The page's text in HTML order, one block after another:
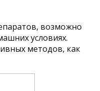
возможно
условиях.
методов, как